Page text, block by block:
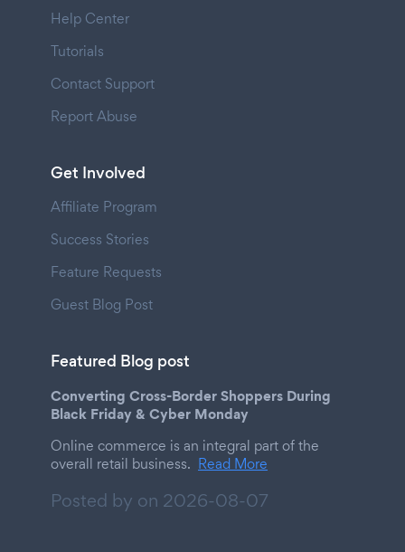
Help Center
Tutorials
Contact Support
Report Abuse
Get Involved
Affiliate Program
Success Stories
Feature Requests
Guest Blog Post
Featured Blog post
Converting Cross-Border Shoppers During
Black Friday & Cyber Monday
Online commerce is an integral part of the
overall retail business. Read More
Posted by on 2026-08-07